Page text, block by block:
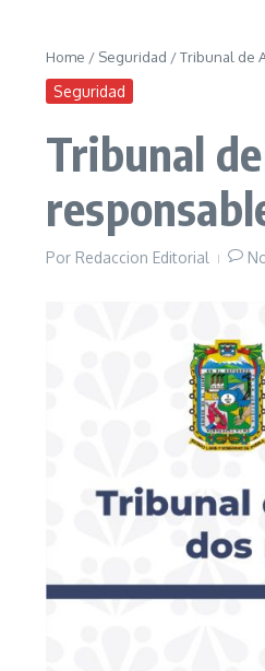
Home / Seguridad /Tribunal de
Seguridad
Tribunal
Por Redaccion Editorial